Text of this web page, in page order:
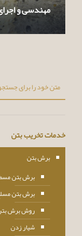
مهندسی و
خدمات تخریب بتن
برش بتن
برش بتن
برش بتن
روش برش
شیار زدن